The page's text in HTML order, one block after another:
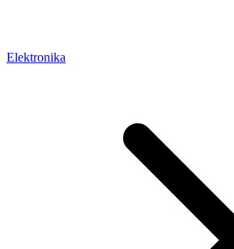
Elektronika